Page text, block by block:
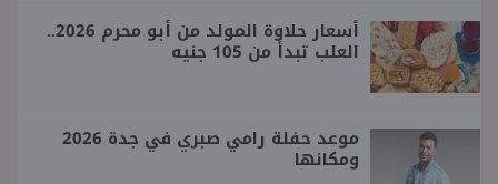
أسعار حلاوة المولد من أبو محرم 2026..
العلب تبدأ من 105 جنيه
موعد حفلة رامي صبري في جدة 2026
ومكانها